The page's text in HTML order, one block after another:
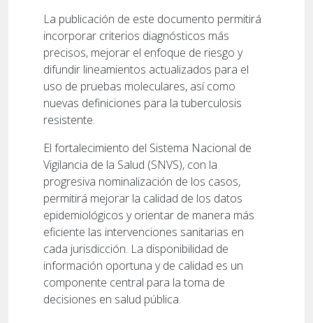
La publicación de este documento permitirá
incorporar criterios diagnósticos más
precisos, mejorar el enfoque de riesgo y
difundir lineamientos actualizados para el
uso de pruebas moleculares, así como
nuevas definiciones para la tuberculosis
resistente.
El fortalecimiento del Sistema Nacional de
Vigilancia de la Salud (SNVS), con la
progresiva nominalización de los casos,
permitirá mejorar la calidad de los datos
epidemiológicos y orientar de manera más
eficiente las intervenciones sanitarias en
cada jurisdicción. La disponibilidad de
información oportuna y de calidad es un
componente central para la toma de
decisiones en salud pública.